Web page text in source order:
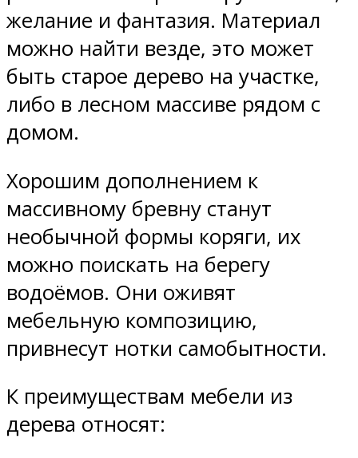
желание и фантазия. Материал
можно найти везде, это может
быть старое дерево на участке,
либо в лесном массиве рядом с
домом.
Хорошим дополнением к
массивному бревну станут
необычной формы коряги, их
можно поискать на берегу
водоёмов. Они оживят
мебельную композицию,
привнесут нотки самобытности.
К преимуществам мебели из
дерева относят: